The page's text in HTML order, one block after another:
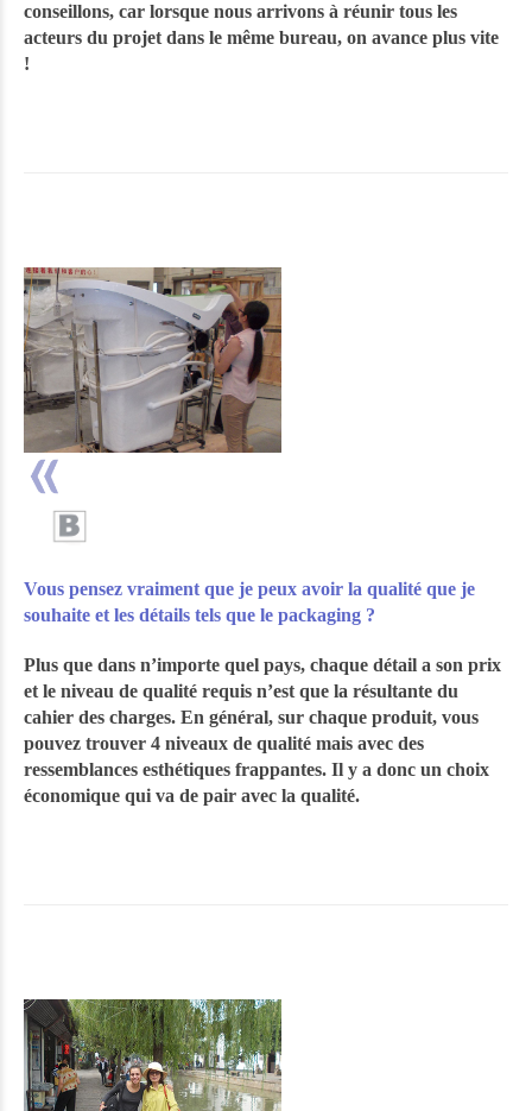
conseillons, car lorsque nous arrivons à réunir tous les
acteurs du projet dans le même bureau, on avance plus vite
!
Vous pensez vraiment que je peux avoir la qualité que je
souhaite et les détails tels que le packaging ?
Plus que dans n’importe quel pays, chaque détail a son prix
et le niveau de qualité requis n’est que la résultante du
cahier des charges. En général, sur chaque produit, vous
pouvez trouver 4 niveaux de qualité mais avec des
ressemblances esthétiques frappantes. Il y a donc un choix
économique qui va de pair avec la qualité.